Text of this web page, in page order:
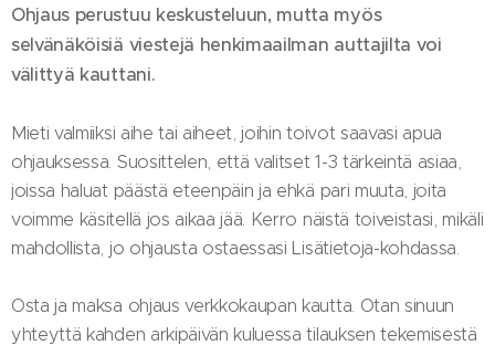
Ohjaus perustuu keskusteluun, mutta myös
selvänäköisiä viestejä henkimaailman auttajilta voi
välittyä kauttani.
Mieti valmiiksi aihe tai aiheet, joihin toivot saavasi apua
ohjauksessa. Suosittelen, että valitset 1-3 tärkeintä asiaa,
joissa haluat päästä eteenpäin ja ehkä pari muuta, joita
voimme käsitellä jos aikaa jää. Kerro näistä toiveistasi, mikäli
mahdollista, jo ohjausta ostaessasi Lisätietoja-kohdassa.
Osta ja maksa ohjaus verkkokaupan kautta. Otan sinuun
yhteyttä kahden arkipäivän kuluessa tilauksen tekemisestä